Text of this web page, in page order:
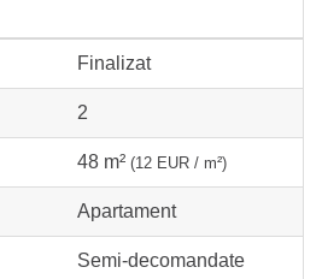
Finalizat
2
48 m² (12 EUR / m²)
Apartament
Semi-decomandate